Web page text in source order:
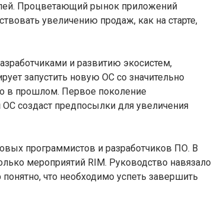
Процветающий рынок приложений
увеличению продаж, как на старте,
и развитию экосистем,
запустить новую ОС со значительно
в прошлом. Первое поколение
создаст предпосылки для увеличения
программистов и разработчиков ПО. В
мероприятий RIM. Руководство навязало
что необходимо успеть завершить